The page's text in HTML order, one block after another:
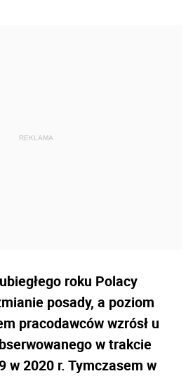
roku Polacy
posady, a poziom
pracodawców wzrósł u
w trakcie
w 2020 r. Tymczasem w